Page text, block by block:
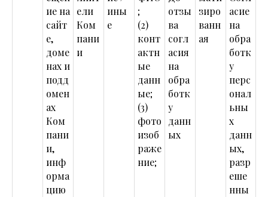
ие на
сайт
е,
доме
нах и
подд
омен
ах
Ком
пани
и,
инф
орма
цию
ели
Ком
пани
и
ины
е
;
(2)
конт
актн
ые
данн
ые;
(3)
фото
изоб
раже
ние;
отзы
ва
согл
асия
на
обра
ботк
у
данн
ых
зиро
ванн
ая
асие
на
обра
ботк
у
перс
онал
ьны
х
данн
ых,
разр
еше
нны